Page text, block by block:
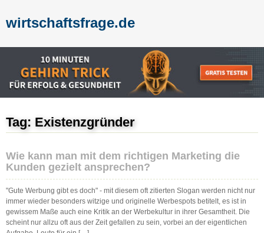
wirtschaftsfrage.de
Tag: Existenzgründer
Wie kann man mit dem richtigen Marketing die
Kunden gezielt ansprechen?
"Gute Werbung gibt es doch" - mit diesem oft zitierten Slogan werden nicht nur
immer wieder besonders witzige und originelle Werbespots betitelt, es ist in
gewissem Maße auch eine Kritik an der Werbekultur in ihrer Gesamtheit. Die
scheint nur allzu oft aus der Zeit gefallen zu sein, vorbei an der eigentlichen